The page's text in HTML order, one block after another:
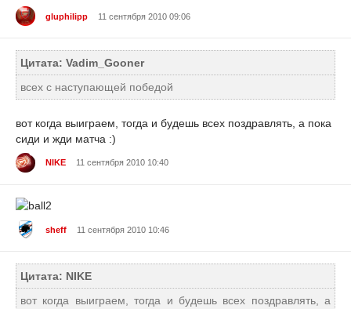
gluphilipp 11 сентября 2010 09:06
Цитата: Vadim_Gooner
всех с наступающей победой
вот когда выиграем, тогда и будешь всех поздравлять, а пока
сиди и жди матча :)
NIKE 11 сентября 2010 10:40
sheff 11 сентября 2010 10:46
Цитата: NIKE
вот когда выиграем, тогда и будешь всех поздравлять, а